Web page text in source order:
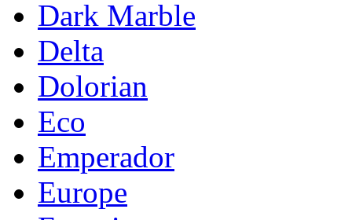
Dark Marble
Delta
Dolorian
Eco
Emperador
Europe